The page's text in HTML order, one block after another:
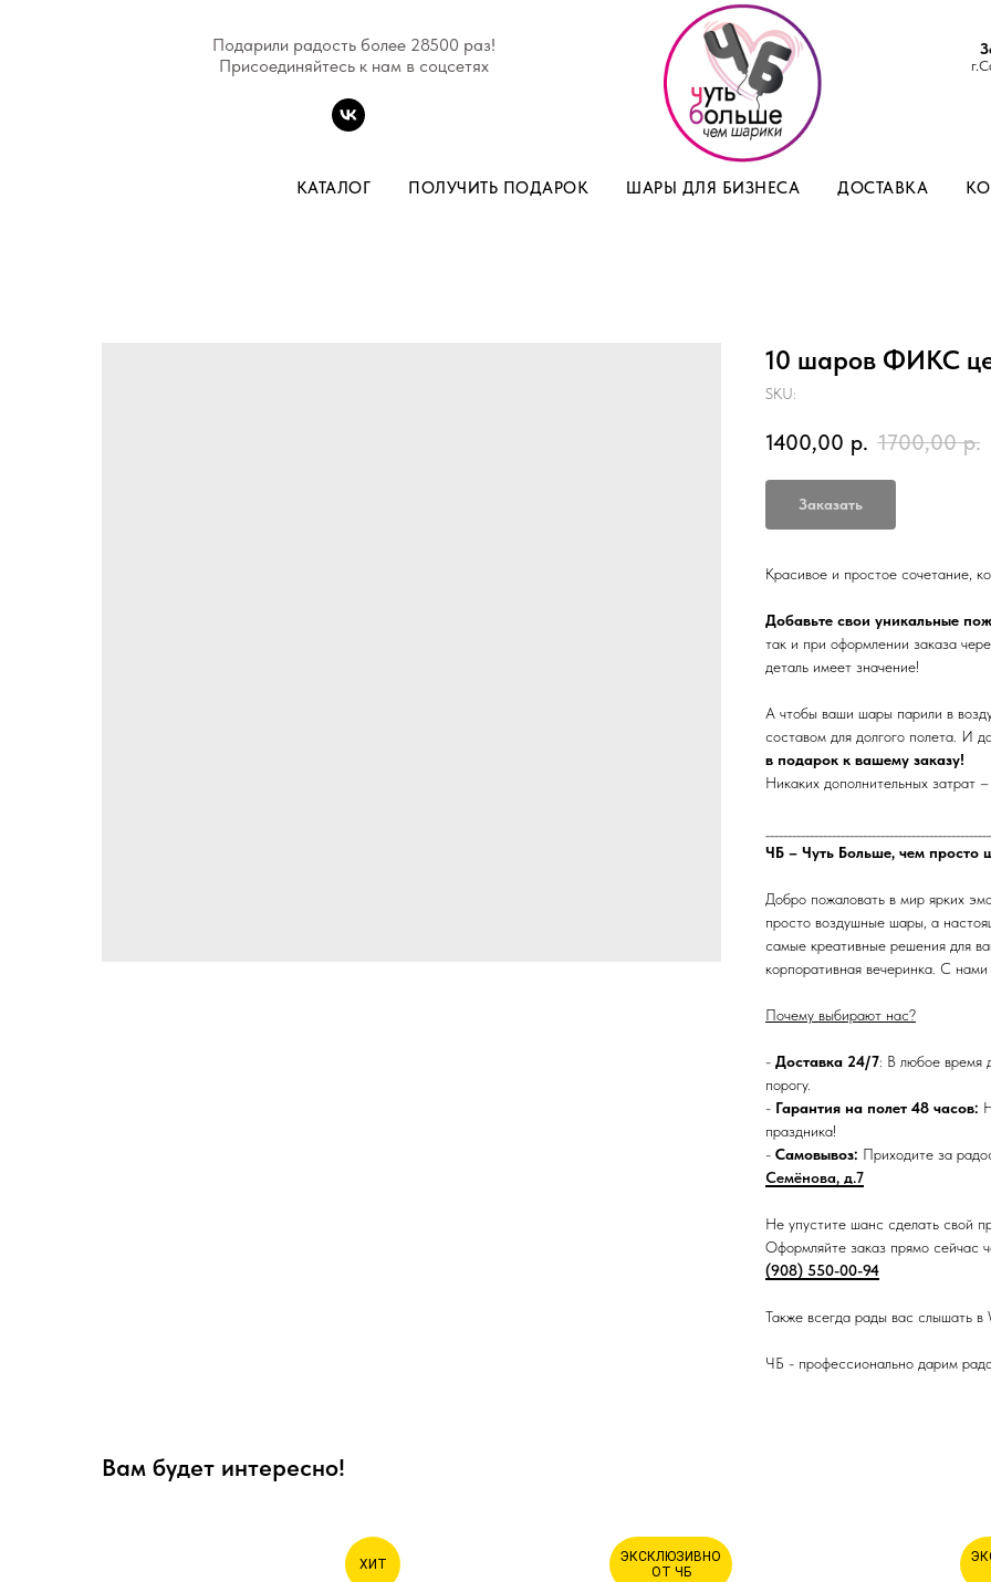
Подарили радость более 28500 раз!
Присоединяйтесь к нам в соцсетях
КАТАЛОГ ПОЛУЧИТЬ ПОДАРОК ШАРЫ ДЛЯ БИЗНЕСА ДОСТАВКА
10 шаров ФИКС
SKU:
1400,00 р. 1700,00 р.
Заказать
Красивое и простое сочетание,
Добавьте свои уникальные
так и при оформлении заказа
деталь имеет значение!
А чтобы ваши шары парили в
составом для долгого полета. И
в подарок к вашему заказу!
Никаких дополнительных затрат
ЧБ – Чуть Больше, чем просто
Добро пожаловать в мир ярких
просто воздушные шары, а
самые креативные решения для
корпоративная вечеринка. С
Почему выбирают нас?
- Доставка 24/7: В любое время
порогу.
- Гарантия на полет 48 часов:
праздника!
- Самовывоз: Приходите за
Семёнова, д.7
Не упустите шанс сделать свой
Оформляйте заказ прямо сейчас
(908) 550-00-94
Также всегда рады вас слышать в
ЧБ - профессионально дарим
Вам будет интересно!
ХИТ
ЭКСКЛЮЗИВНО
ОТ ЧБ